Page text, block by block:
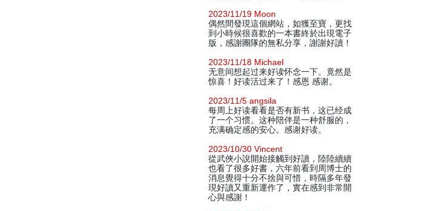
2023/11/19 Moon
偶然間發現這個網站，如獲至寶，更找
到小時候很喜歡的一本書終於出現電子
版，感謝團隊的無私分享，謝謝好讀！
2023/11/18 Michael
无意间想起过来好读怀念一下。竟然是
惊喜！好读活过来了！感恩 感谢。
2023/11/5 angsila
每周上好读看看是否有新书，这已经成
了一个习惯。这种陪伴是一种舒服的，
充满确定感的安心。感谢好读。
2023/10/30 Vincent
從武俠小說開始接觸到好讀，陸陸續續
也看了很多好書，六年前看到周博士的
消息覺得十分不捨與可惜，時隔多年發
現好讀又重新運作了，實在感到非常開
心與感謝！